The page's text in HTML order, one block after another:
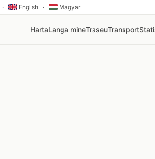
· English · Magyar
HartaLanga mineTraseuTransport